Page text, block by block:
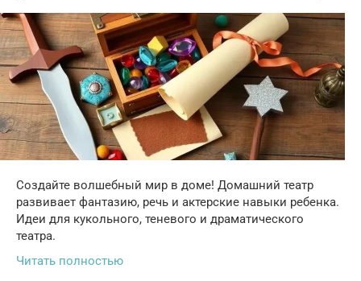
Создайте волшебный мир в доме! Домашний театр
развивает фантазию, речь и актерские навыки ребенка.
Идеи для кукольного, теневого и драматического
театра.
Читать полностью